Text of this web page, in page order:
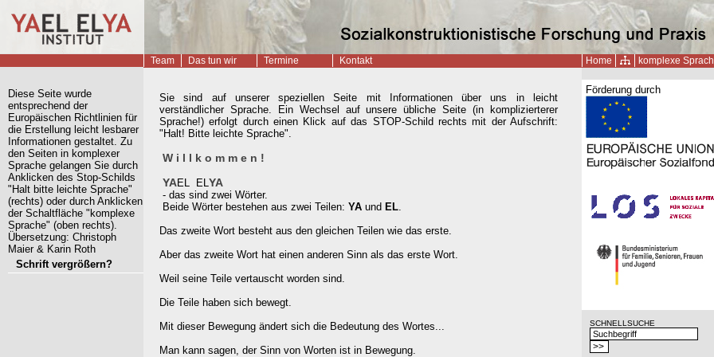
Team Das tun wir Termine Kontakt Home komplexe
Diese Seite wurde
entsprechend der
Europäischen Richtlinien für
die Erstellung leicht lesbarer
Informationen gestaltet. Zu
den Seiten in komplexer
Sprache gelangen Sie durch
Anklicken des Stop-Schilds
"Halt bitte leichte Sprache"
(rechts) oder durch Anklicken
der Schaltfläche "komplexe
Sprache" (oben rechts).
Übersetzung: Christoph
Maier & Karin Roth
Schrift vergrößern?
Sie sind auf unserer speziellen Seite mit Informationen über uns in leicht
verständlicher Sprache. Ein Wechsel auf unsere übliche Seite (in komplizierterer
Sprache!) erfolgt durch einen Klick auf das STOP-Schild rechts mit der Aufschrift:
"Halt! Bitte leichte Sprache".
W i l l k o m m e n !
YAEL ELYA
- das sind zwei Wörter.
Beide Wörter bestehen aus zwei Teilen: YA und EL.
Das zweite Wort besteht aus den gleichen Teilen wie das erste.
Aber das zweite Wort hat einen anderen Sinn als das erste Wort.
Weil seine Teile vertauscht worden sind.
Die Teile haben sich bewegt.
Mit dieser Bewegung ändert sich die Bedeutung des Wortes...
Man kann sagen, der Sinn von Worten ist in Bewegung.
Förderung durch
SCHNELLSUCHE